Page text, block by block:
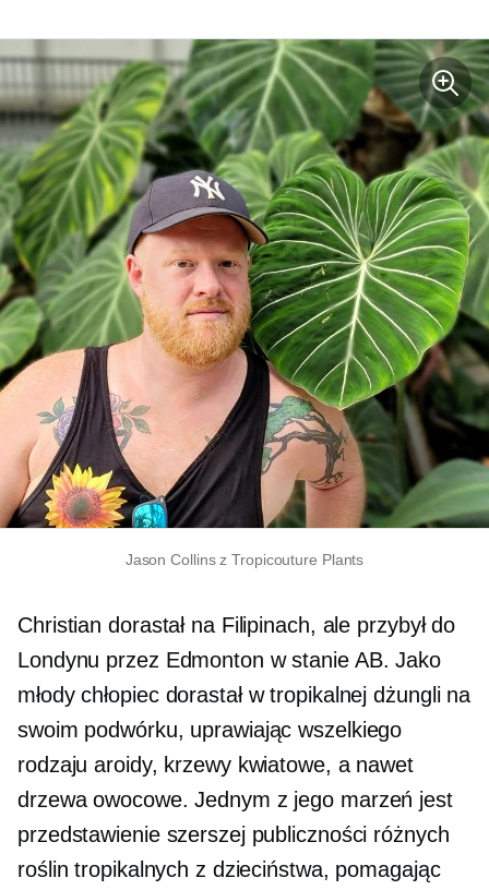
Jason Collins z Tropicouture Plants
Christian dorastał na Filipinach, ale przybył do
Londynu przez Edmonton w stanie AB. Jako
młody chłopiec dorastał w tropikalnej dżungli na
swoim podwórku, uprawiając wszelkiego
rodzaju aroidy, krzewy kwiatowe, a nawet
drzewa owocowe. Jednym z jego marzeń jest
przedstawienie szerszej publiczności różnych
roślin tropikalnych z dzieciństwa, pomagając